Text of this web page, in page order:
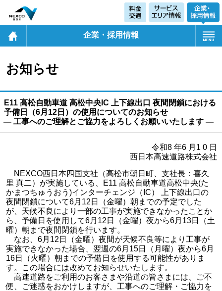
企業・採用情報
お知らせ
E11 高松自動車道 高松中央IC 上下線出口 夜間閉鎖における
予備日（6月12日）の使用についてのお知らせ
― 工事へのご理解とご協力をよろしくお願いいたします ―
令和8 年6 月1 0 日
西日本高速道路株式会社
NEXCO西日本四国支社（高松市朝日町、支社長：喜久
里 真二）が実施している、E11 高松自動車道高松中央(た
かまつちゅうおう)インターチェンジ（IC） 上下線出口の
夜間閉鎖について6月12日（金曜）朝までの予定でした
が、天候不良により一部の工事が実施できなかったことか
ら、予備日を使用して6月12日（金曜）夜から6月13日（土
曜）朝まで夜間閉鎖を行います。
なお、6月12日（金曜）夜間が天候不良等により工事が
実施できなかった場合、翌週の6月15日（月曜）夜から6月
16日（火曜）朝までの予備日を使用する可能性がありま
す。この場合には改めてお知らせいたします。
高速道路をご利用のお客さまや沿道の皆さまには、ご不
便、ご迷惑をおかけしますが、工事へのご理解・ご協力を